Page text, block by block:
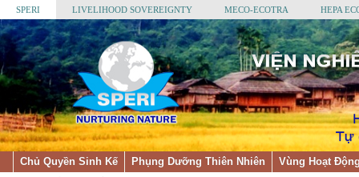
SPERI LIVELIHOOD SOVEREIGNTY MECO-ECOTRA HEPA
Chủ Quyền Sinh Kế Phụng Dưỡng Thiên Nhiên Vùng Hoạt